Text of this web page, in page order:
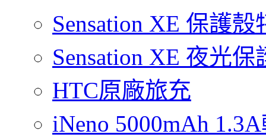
Sensation XE 保護殼
Sensation XE 夜光
HTC原廠旅充
iNeno 5000mAh